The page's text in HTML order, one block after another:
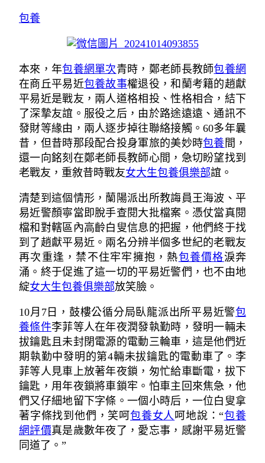
包養
本來，年包養網單次青時，鄭老師長教師包養網
在商丘平易近包養故事權退役，和蘭考籍的趙獻
平易近是戰友，兩人道格相投、性格相合，結下
了深摯友誼。服役之后，由於路途遠遠、通訊不
發財等緣由，兩人逐步掉往聯絡接觸。60多年曩
昔，但昔時那段配合投身軍旅的美妙時包養 間，
還一向銘刻在鄭老師長教師心間，急切盼望找到
老戰友，重敘昔時戰友女大生包養俱樂部誼。
清楚到這個情形，蘭陽派出所教誨員王海波、平
易近警顏寧當即脫手查閱大批檔案。憑仗當真閱
檔和對轄區內高齡白叟信息的把握，他們終于找
到了趙獻平易近。兩名分辨半個多世紀的老戰友
再次重逢，禁不住牢牢擁抱，熱包養價格淚奔
涌。終于促進了這一切的平易近警們，也不由地
綻女大生包養俱樂部放笑臉。
10月7日，鼓樓公循分局臥龍派出所平易近警包
養條件李菲等人在年夜潤發執勤時，發明一輛未
拔鑰匙且未封閉電源的電動三輪車，這是他們近
期執勤中發明的第4輛未拔鑰匙的電動車了。李
菲等人見車上放著年夜鎖，匆忙給車斷電，拔下
鑰匙，用年夜鎖將車鎖牢。怕車主回來焦急，他
們又仔細地留下字條。一個小時后，一位白叟拿
著字條找到他們，笑呵 包養女人呵地說：“包養
網評價真是歲數年夜了，愛忘事，感謝平易近警
同道了。”